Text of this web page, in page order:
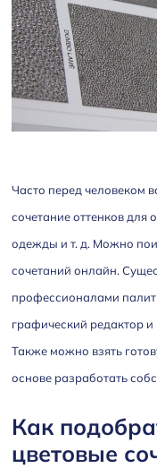
Часто перед человеком
сочетание оттенков
одежды и т. д. Можно
сочетаний онлайн.
профессионалами
графический редактор и
Также можно взять
основе разработать
Как
цветовые